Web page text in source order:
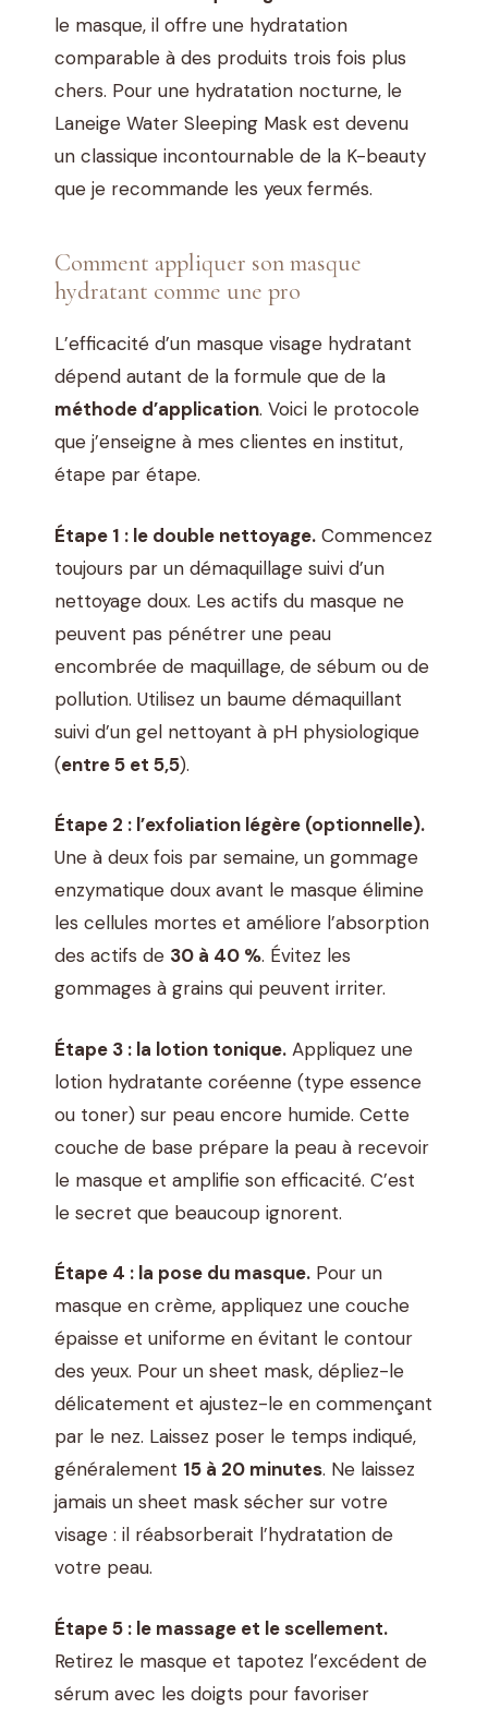
le masque, il offre une hydratation
comparable à des produits trois fois plus
chers. Pour une hydratation nocturne, le
Laneige Water Sleeping Mask est devenu
un classique incontournable de la K-beauty
que je recommande les yeux fermés.
Comment appliquer son masque
hydratant comme une pro
L’efficacité d’un masque visage hydratant
dépend autant de la formule que de la
méthode d’application. Voici le protocole
que j’enseigne à mes clientes en institut,
étape par étape.
Étape 1 : le double nettoyage. Commencez
toujours par un démaquillage suivi d’un
nettoyage doux. Les actifs du masque ne
peuvent pas pénétrer une peau
encombrée de maquillage, de sébum ou de
pollution. Utilisez un baume démaquillant
suivi d’un gel nettoyant à pH physiologique
(entre 5 et 5,5).
Étape 2 : l’exfoliation légère (optionnelle).
Une à deux fois par semaine, un gommage
enzymatique doux avant le masque élimine
les cellules mortes et améliore l’absorption
des actifs de 30 à 40 %. Évitez les
gommages à grains qui peuvent irriter.
Étape 3 : la lotion tonique. Appliquez une
lotion hydratante coréenne (type essence
ou toner) sur peau encore humide. Cette
couche de base prépare la peau à recevoir
le masque et amplifie son efficacité. C’est
le secret que beaucoup ignorent.
Étape 4 : la pose du masque. Pour un
masque en crème, appliquez une couche
épaisse et uniforme en évitant le contour
des yeux. Pour un sheet mask, dépliez-le
délicatement et ajustez-le en commençant
par le nez. Laissez poser le temps indiqué,
généralement 15 à 20 minutes. Ne laissez
jamais un sheet mask sécher sur votre
visage : il réabsorberait l’hydratation de
votre peau.
Étape 5 : le massage et le scellement.
Retirez le masque et tapotez l’excédent de
sérum avec les doigts pour favoriser